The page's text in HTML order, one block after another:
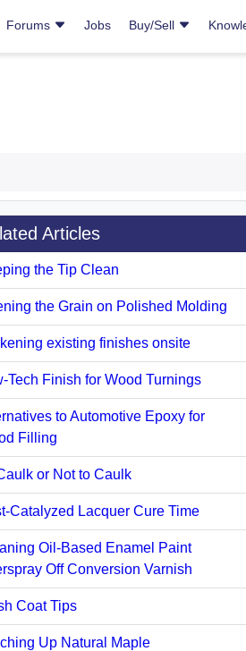
Forums Jobs Buy/Sell
Articles
the Tip Clean
the Grain on Polished Molding
existing finishes onsite
Tech Finish for Wood Turnings
to Automotive Epoxy for
Filling
or Not to Caulk
Catalyzed Lacquer Cure Time
Oil-Based Enamel Paint
Off Conversion Varnish
Coat Tips
Up Natural Maple